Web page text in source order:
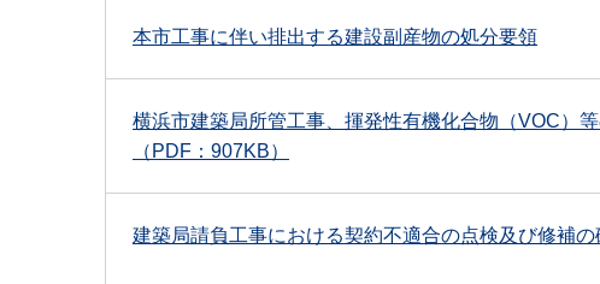
本市工事に伴い排出する建設副産物の処分要領
横浜市建築局所管工事、揮発性有機化合物（VOC）
（PDF：907KB）
建築局請負工事における契約不適合の点検及び修補